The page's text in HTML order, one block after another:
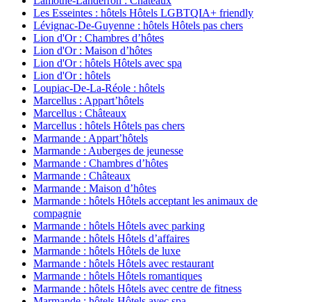
Les Esseintes : hôtels Hôtels LGBTQIA+ friendly
Lévignac-De-Guyenne : hôtels Hôtels pas chers
Lion d'Or : Chambres d’hôtes
Lion d'Or : Maison d’hôtes
Lion d'Or : hôtels Hôtels avec spa
Lion d'Or : hôtels
Loupiac-De-La-Réole : hôtels
Marcellus : Appart’hôtels
Marcellus : Châteaux
Marcellus : hôtels Hôtels pas chers
Marmande : Appart’hôtels
Marmande : Auberges de jeunesse
Marmande : Chambres d’hôtes
Marmande : Châteaux
Marmande : Maison d’hôtes
Marmande : hôtels Hôtels acceptant les animaux de
compagnie
Marmande : hôtels Hôtels avec parking
Marmande : hôtels Hôtels d’affaires
Marmande : hôtels Hôtels de luxe
Marmande : hôtels Hôtels avec restaurant
Marmande : hôtels Hôtels romantiques
Marmande : hôtels Hôtels avec centre de fitness